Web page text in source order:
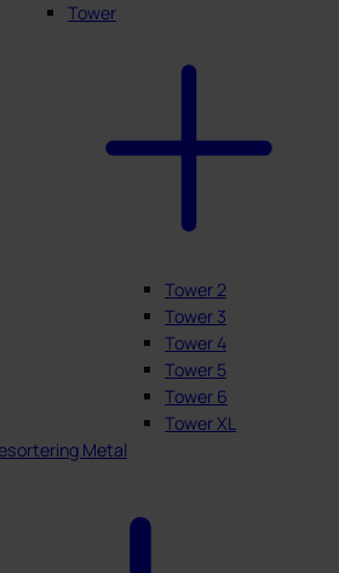
Tower
Tower 2
Tower 3
Tower 4
Tower 5
Tower 6
Tower XL
Metal